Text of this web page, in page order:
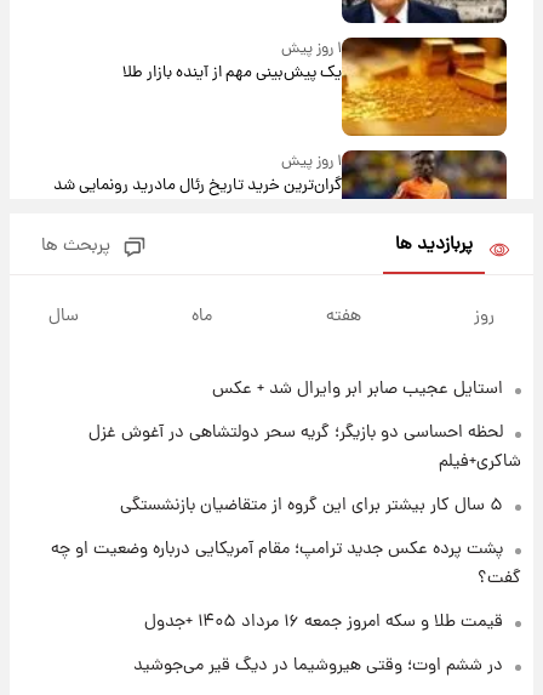
۱ روز پیش
یک پیش‌بینی مهم از آینده بازار طلا
۱ روز پیش
گران‌ترین خرید تاریخ رئال مادرید رونمایی شد
روزها پربارش‌تر خواهند بود؟
۱ روز پیش
شد؛ تیکدری، محبی و سرگیف با اعداد ویژه
۱ روز پیش
شد+فیلم
۱ روز پیش
امروز پنجشنبه ۱۵ مرداد ۱۴۰۵ +جدول
پربازدید ها پربحث ها
روز هفته ماه سال
استایل عجیب صابر ابر وایرال شد + عکس
لحظه احساسی دو بازیگر؛ گریه سحر دولتشاهی در آغوش غزل
شاکری+فیلم
۵ سال کار بیشتر برای این گروه از متقاضیان بازنشستگی
پشت پرده عکس جدید ترامپ؛ مقام آمریکایی درباره وضعیت او چه
گفت؟
قیمت طلا و سکه امروز جمعه ۱۶ مرداد ۱۴۰۵ +جدول
در ششم اوت؛ وقتی هیروشیما در دیگ قیر می‌جوشید